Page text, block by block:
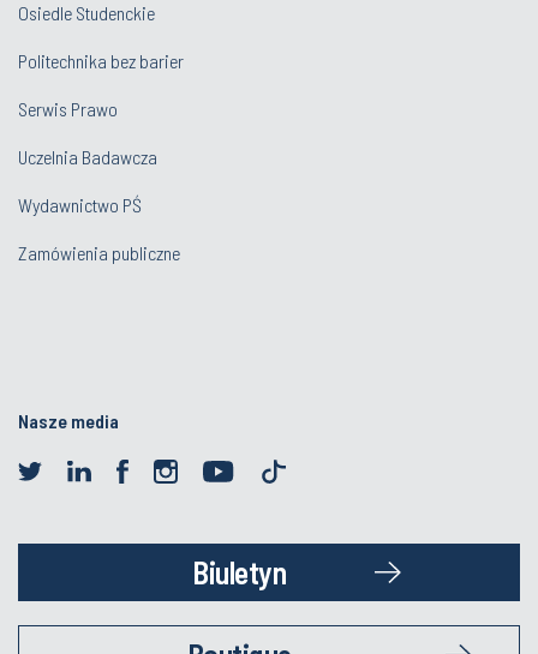
Osiedle Studenckie
Politechnika bez barier
Serwis Prawo
Uczelnia Badawcza
Wydawnictwo PŚ
Zamówienia publiczne
Nasze media
Biuletyn